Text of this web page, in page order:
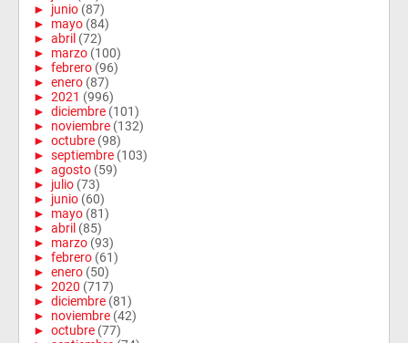
► junio (87)
► mayo (84)
► abril (72)
► marzo (100)
► febrero (96)
► enero (87)
► 2021 (996)
► diciembre (101)
► noviembre (132)
► octubre (98)
► septiembre (103)
► agosto (59)
► julio (73)
► junio (60)
► mayo (81)
► abril (85)
► marzo (93)
► febrero (61)
► enero (50)
► 2020 (717)
► diciembre (81)
► noviembre (42)
► octubre (77)